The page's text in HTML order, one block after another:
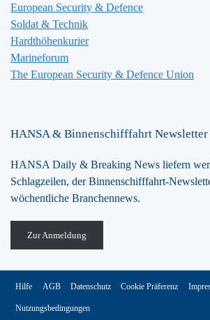
European Security & Defence
Soldat & Technik
Hardthöhenkurier
Marineforum
The European Security & Defence Union
HANSA & Binnenschifffahrt Newsletter
HANSA Daily & Breaking News liefern
Schlagzeilen, der Binnenschifffahrt-
wöchentliche Branchennews.
Zur Anmeldung
Hilfe AGB Datenschutz Cookie Präferenz
Nutzungsbedingungen